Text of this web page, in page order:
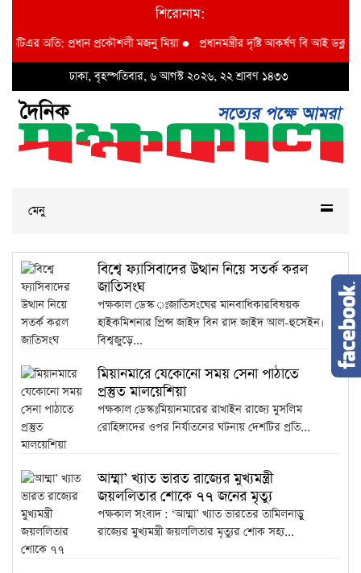
শিরোনাম:
অতি: প্রধান প্রকৌশলী মজনু মিয়া●প্রধানমন্ত্রীর দৃষ্টি আকর্ষণ বি আই
ঢাকা, বৃহস্পতিবার, ৬ আগস্ট ২০২৬, ২২ শ্রাবণ ১৪৩৩
মেনু
বিশ্বে ফ্যাসিবাদের উত্থান নিয়ে সতর্ক করল
জাতিসংঘ
পক্ষকাল ডেস্ক ঃজাতিসংঘের মানবাধিকারবিষয়ক
হাইকমিশনার প্রিন্স জাইদ বিন রাদ জাইদ আল-হুসেইন।
বিশ্বজুড়ে...
মিয়ানমারে যেকোনো সময় সেনা পাঠাতে
প্রস্তুত মালয়েশিয়া
পক্ষকাল ডেস্কঃমিয়ানমারের রাখাইন রাজ্যে মুসলিম
রোহিঙ্গাদের ওপর নির্যাতনের ঘটনায় দেশটির প্রতি...
আম্মা’ খ্যাত ভারত রাজ্যের মুখ্যমন্ত্রী
জয়ললিতার শোকে ৭৭ জনের মৃত্যু
পক্ষকাল সংবাদ : ‘আম্মা’ খ্যাত ভারতের তামিলনাড়ু
রাজ্যের মুখ্যমন্ত্রী জয়ললিতার মৃত্যুর শোক সহ্য...